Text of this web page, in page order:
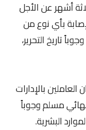
أشهر عن الأجل
بأي نوع من
تاريخ التحرير،
بالإدارات
مسلم وجوباً
البشرية.